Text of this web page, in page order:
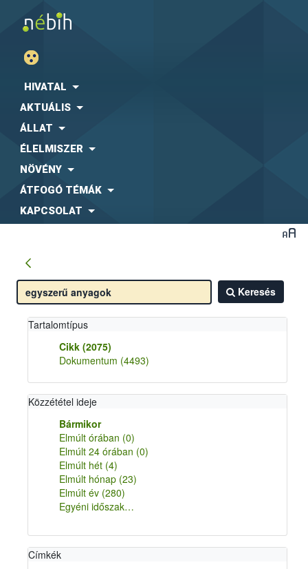
HIVATAL
AKTUÁLIS
ÁLLAT
ÉLELMISZER
NÖVÉNY
ÁTFOGÓ TÉMÁK
KAPCSOLAT
Keresés
Tartalomtípus
Cikk (2075)
Dokumentum (4493)
Közzététel ideje
Bármikor
Elmúlt órában (0)
Elmúlt 24 órában (0)
Elmúlt hét (4)
Elmúlt hónap (23)
Elmúlt év (280)
Egyéni időszak…
Címkék